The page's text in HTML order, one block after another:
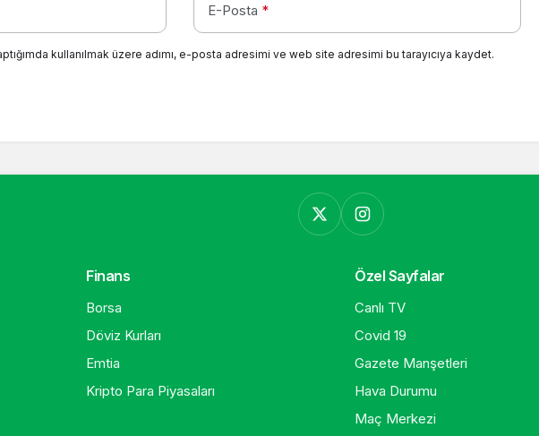
E-Posta *
kullanılmak üzere adımı, e-posta adresimi ve web site adresimi bu tarayıcıya kaydet.
Finans
Borsa
Döviz Kurları
Emtia
Kripto Para Piyasaları
Özel Sayfalar
Canlı TV
Covid 19
Gazete Manşetleri
Hava Durumu
Maç Merkezi